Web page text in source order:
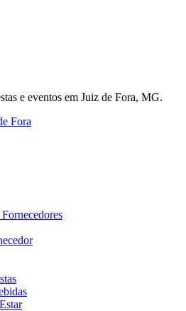
e eventos em Juiz de Fora, MG.